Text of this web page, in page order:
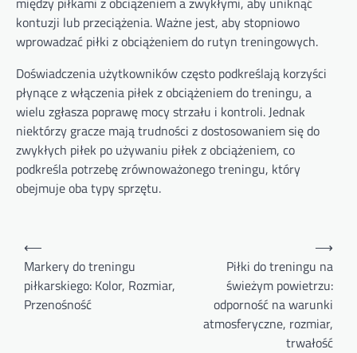
kontuzji lub przeciążenia. Ważne jest, aby stopniowo
wprowadzać piłki z obciążeniem do rutyn treningowych.
Doświadczenia użytkowników często podkreślają korzyści
płynące z włączenia piłek z obciążeniem do treningu, a
wielu zgłasza poprawę mocy strzału i kontroli. Jednak
niektórzy gracze mają trudności z dostosowaniem się do
zwykłych piłek po używaniu piłek z obciążeniem, co
podkreśla potrzebę zrównoważonego treningu, który
obejmuje oba typy sprzętu.
Post
navigation
⟵
Markery do treningu
piłkarskiego: Kolor, Rozmiar,
Przenośność
Piłki do treningu na
świeżym powietrzu:
odporność na warunki
atmosferyczne, rozmiar,
trwałość
⟶